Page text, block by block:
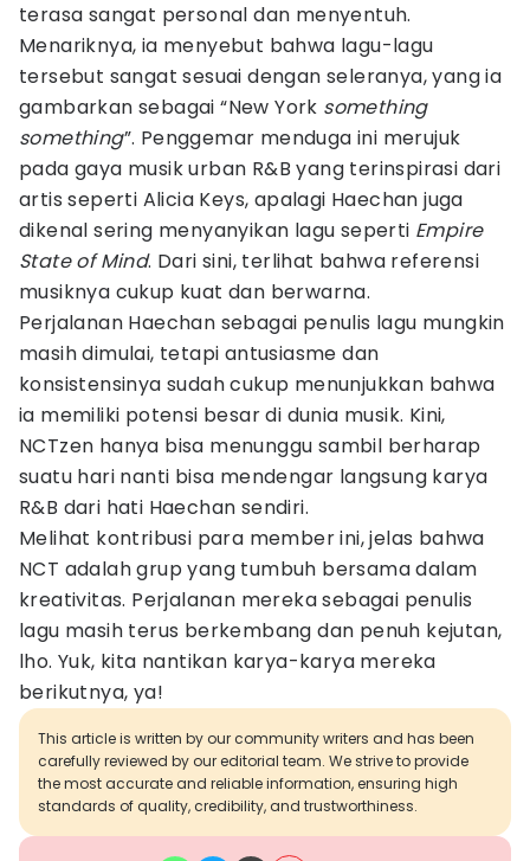
terasa sangat personal dan menyentuh.
Menariknya, ia menyebut bahwa lagu-lagu
tersebut sangat sesuai dengan seleranya, yang ia
gambarkan sebagai “New York something
something”. Penggemar menduga ini merujuk
pada gaya musik urban R&B yang terinspirasi dari
artis seperti Alicia Keys, apalagi Haechan juga
dikenal sering menyanyikan lagu seperti Empire
State of Mind. Dari sini, terlihat bahwa referensi
musiknya cukup kuat dan berwarna.
Perjalanan Haechan sebagai penulis lagu mungkin
masih dimulai, tetapi antusiasme dan
konsistensinya sudah cukup menunjukkan bahwa
ia memiliki potensi besar di dunia musik. Kini,
NCTzen hanya bisa menunggu sambil berharap
suatu hari nanti bisa mendengar langsung karya
R&B dari hati Haechan sendiri.
Melihat kontribusi para memberini, jelas bahwa
NCT adalah grup yang tumbuh bersama dalam
kreativitas. Perjalanan mereka sebagai penulis
lagu masih terus berkembang dan penuh kejutan,
lho. Yuk, kita nantikan karya-karya mereka
berikutnya, ya!
This article is written by our community writers and has been
carefully reviewed by our editorial team. We strive to provide
the most accurate and reliable information, ensuring high
standards of quality, credibility, and trustworthiness.